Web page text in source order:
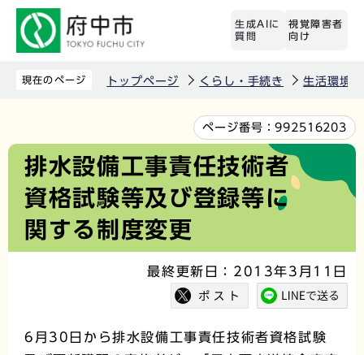
先
生成AIに
質問
視覚障害者
向け
現在のページ トップページ くらし・手続き 生活環境
文
ページ番号：992516203
排水設備工事責任技術者
資格試験等及び登録等に
関する制度変更
最終更新日：2013年3月11日
6月30日から排水設備工事責任技術者資格試験